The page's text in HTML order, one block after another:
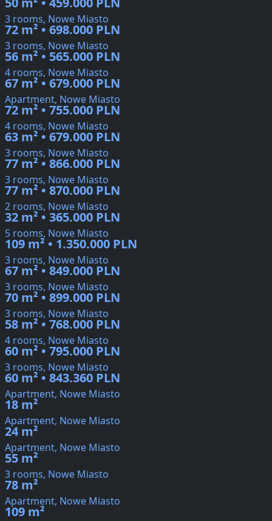
3 rooms, Nowe Miasto
72 m² • 698.000 PLN
3 rooms, Nowe Miasto
56 m² • 565.000 PLN
4 rooms, Nowe Miasto
67 m² • 679.000 PLN
Apartment, Nowe Miasto
72 m² • 755.000 PLN
4 rooms, Nowe Miasto
63 m² • 679.000 PLN
3 rooms, Nowe Miasto
77 m² • 866.000 PLN
3 rooms, Nowe Miasto
77 m² • 870.000 PLN
2 rooms, Nowe Miasto
32 m² • 365.000 PLN
5 rooms, Nowe Miasto
109 m² • 1.350.000 PLN
3 rooms, Nowe Miasto
67 m² • 849.000 PLN
3 rooms, Nowe Miasto
70 m² • 899.000 PLN
3 rooms, Nowe Miasto
58 m² • 768.000 PLN
4 rooms, Nowe Miasto
60 m² • 795.000 PLN
3 rooms, Nowe Miasto
60 m² • 843.360 PLN
Apartment, Nowe Miasto
18 m²
Apartment, Nowe Miasto
24 m²
Apartment, Nowe Miasto
55 m²
3 rooms, Nowe Miasto
78 m²
Apartment, Nowe Miasto
109 m²